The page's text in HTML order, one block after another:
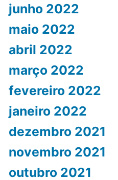
junho 2022
maio 2022
abril 2022
março 2022
fevereiro 2022
janeiro 2022
dezembro 2021
novembro 2021
outubro 2021